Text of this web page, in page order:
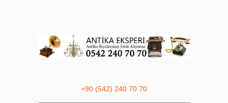
+90 (542) 240 70 70